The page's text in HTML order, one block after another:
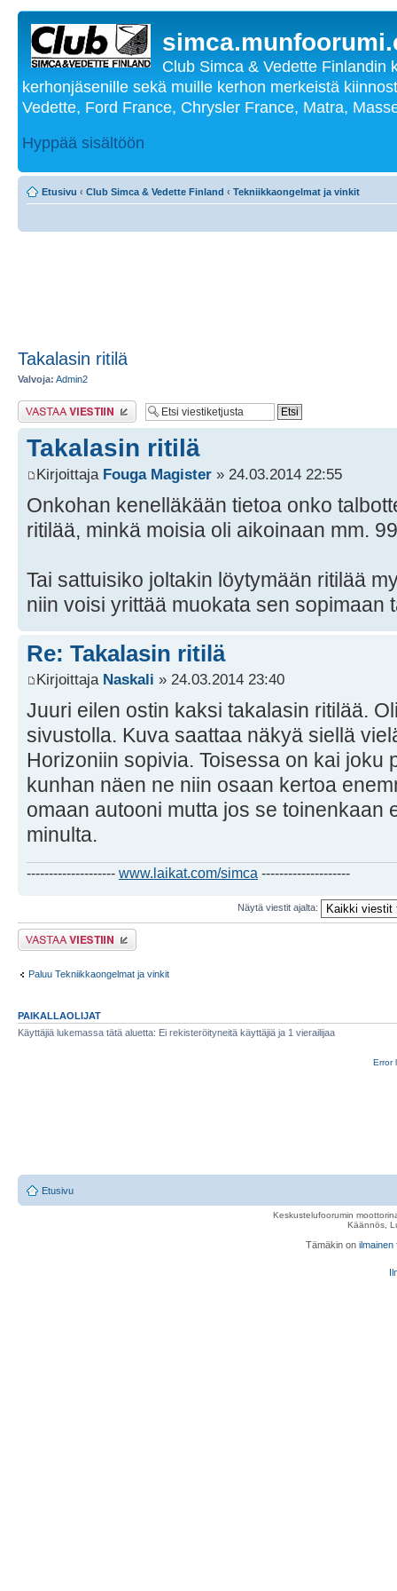
Club Simca & Vedette Finlandin
kerhonjäsenille sekä muille kerhon merkeistä
Vedette, Ford France, Chrysler France, Matra,
Hyppää sisältöön
Etusivu ‹ Club Simca & Vedette Finland ‹ Tekniikkaongelmat ja vinkit
Takalasin ritilä
Valvoja: Admin2
Lähetä vastaus
Takalasin ritilä
Kirjoittaja Fouga Magister » 24.03.2014 22:55
Onkohan kenelläkään tietoa onko
ritilää, minkä moisia oli aikoinaan mm.
Tai sattuisiko joltakin löytymään ritilää
niin voisi yrittää muokata sen sopimaan
Re: Takalasin ritilä
Kirjoittaja Naskali » 24.03.2014 23:40
Juuri eilen ostin kaksi takalasin ritilää.
sivustolla. Kuva saattaa näkyä siellä
Horizoniin sopivia. Toisessa on kai joku
kunhan näen ne niin osaan kertoa
omaan autooni mutta jos se toinenkaan
minulta.
-------------------- www.laikat.com/simca --------------------
Näytä viestit ajalta:
Lähetä vastaus
Paluu Tekniikkaongelmat ja vinkit
PAIKALLAOLIJAT
Käyttäjiä lukemassa tätä aluetta: Ei rekisteröityneitä käyttäjiä ja 1 vierailijaa
Error
Etusivu
Keskustelufoorumin
Käännös,
Tämäkin on ilmainen